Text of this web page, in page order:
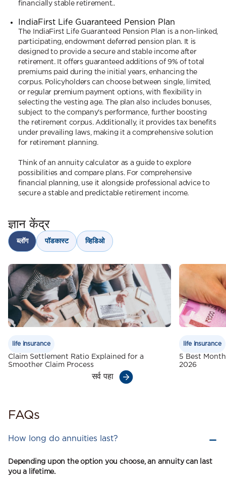
financially stable retirement..
IndiaFirst Life Guaranteed Pension Plan
The IndiaFirst Life Guaranteed Pension Plan is a non-linked,
participating, endowment deferred pension plan. It is
designed to provide a secure and stable income after
retirement. It offers guaranteed additions of 9% of total
premiums paid during the initial years, enhancing the
corpus. Policyholders can choose between single, limited,
or regular premium payment options, with flexibility in
selecting the vesting age. The plan also includes bonuses,
subject to the company's performance, further boosting
the retirement corpus. Additionally, it provides tax benefits
under prevailing laws, making it a comprehensive solution
for retirement planning.
Think of an annuity calculator as a guide to explore
possibilities and compare plans. For comprehensive
financial planning, use it alongside professional advice to
secure a stable and predictable retirement income.
ज्ञान केंद्र
ब्लॉग पॉडकास्ट व्हिडिओ
life insurance
Claim Settlement Ratio Explained for a
Smoother Claim Process
life insurance
5 Best
2026
सर्व पहा
FAQs
How long do annuities last?
Depending upon the option you choose, an annuity can last
you a lifetime.